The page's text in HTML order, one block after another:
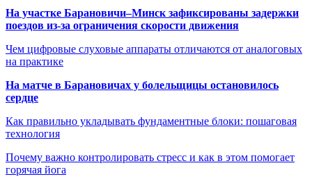
На участке Барановичи–Минск зафиксированы задержки
поездов из-за ограничения скорости движения
Чем цифровые слуховые аппараты отличаются от аналоговых
на практике
На матче в Барановичах у болельщицы остановилось
сердце
Как правильно укладывать фундаментные блоки: пошаговая
технология
Почему важно контролировать стресс и как в этом помогает
горячая йога